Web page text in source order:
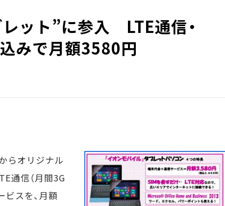
レット”に参入 LTE通信・
みで月額3580円
らオリジナル
通信（月間3G
ビスを、月額